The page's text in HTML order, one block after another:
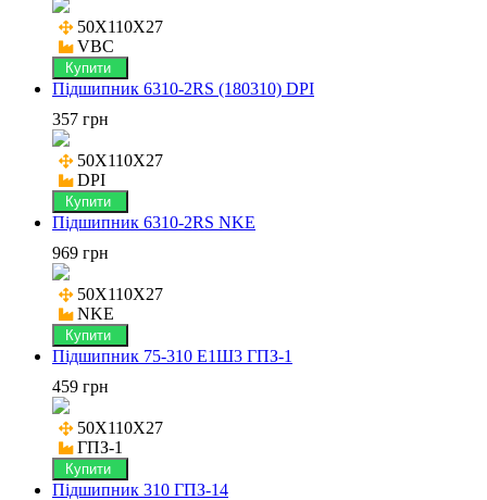
50X110X27
VBC
Купити
Підшипник 6310-2RS (180310) DPI
357 грн
50X110X27
DPI
Купити
Підшипник 6310-2RS NKE
969 грн
50X110X27
NKE
Купити
Підшипник 75-310 Е1Ш3 ГПЗ-1
459 грн
50X110X27
ГПЗ-1
Купити
Підшипник 310 ГПЗ-14